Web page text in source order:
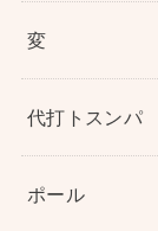
変
代打トスンパ
ポール